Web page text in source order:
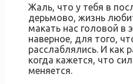
Жаль, что у тебя в
дерьмово, жизнь
макать нас головой в
наверное, для того,
расслаблялись. И как
когда кажется, что
меняется.